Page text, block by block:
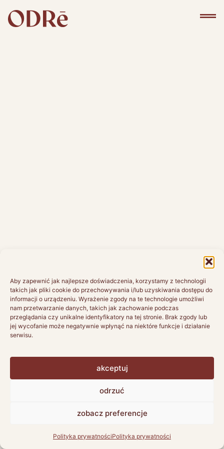
Aby zapewnić jak najlepsze doświadczenia, korzystamy z technologii
takich jak pliki cookie do przechowywania i/lub uzyskiwania dostępu do
informacji o urządzeniu. Wyrażenie zgody na te technologie umożliwi
nam przetwarzanie danych, takich jak zachowanie podczas
przeglądania czy unikalne identyfikatory na tej stronie. Brak zgody lub
jej wycofanie może negatywnie wpłynąć na niektóre funkcje i działanie
serwisu.
akceptuj
odrzuć
zobacz preferencje
Polityka prywatnościPolityka prywatności
sommelier